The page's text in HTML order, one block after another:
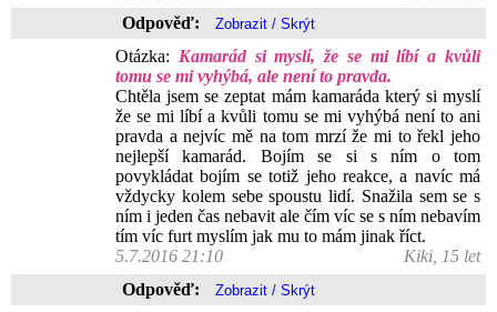
Odpověď:
Otázka: Kamarád si myslí, že se mi líbí a kvůli
tomu se mi vyhýbá, ale není to pravda.
Chtěla jsem se zeptat mám kamaráda který si myslí
že se mi líbí a kvůli tomu se mi vyhýbá není to ani
pravda a nejvíc mě na tom mrzí že mi to řekl jeho
nejlepší kamarád. Bojím se si s ním o tom
povykládat bojím se totiž jeho reakce, a navíc má
vždycky kolem sebe spoustu lidí. Snažila sem se s
ním i jeden čas nebavit ale čím víc se s ním nebavím
tím víc furt myslím jak mu to mám jinak říct.
5.7.2016 21:10
Kiki, 15 let
Odpověď: